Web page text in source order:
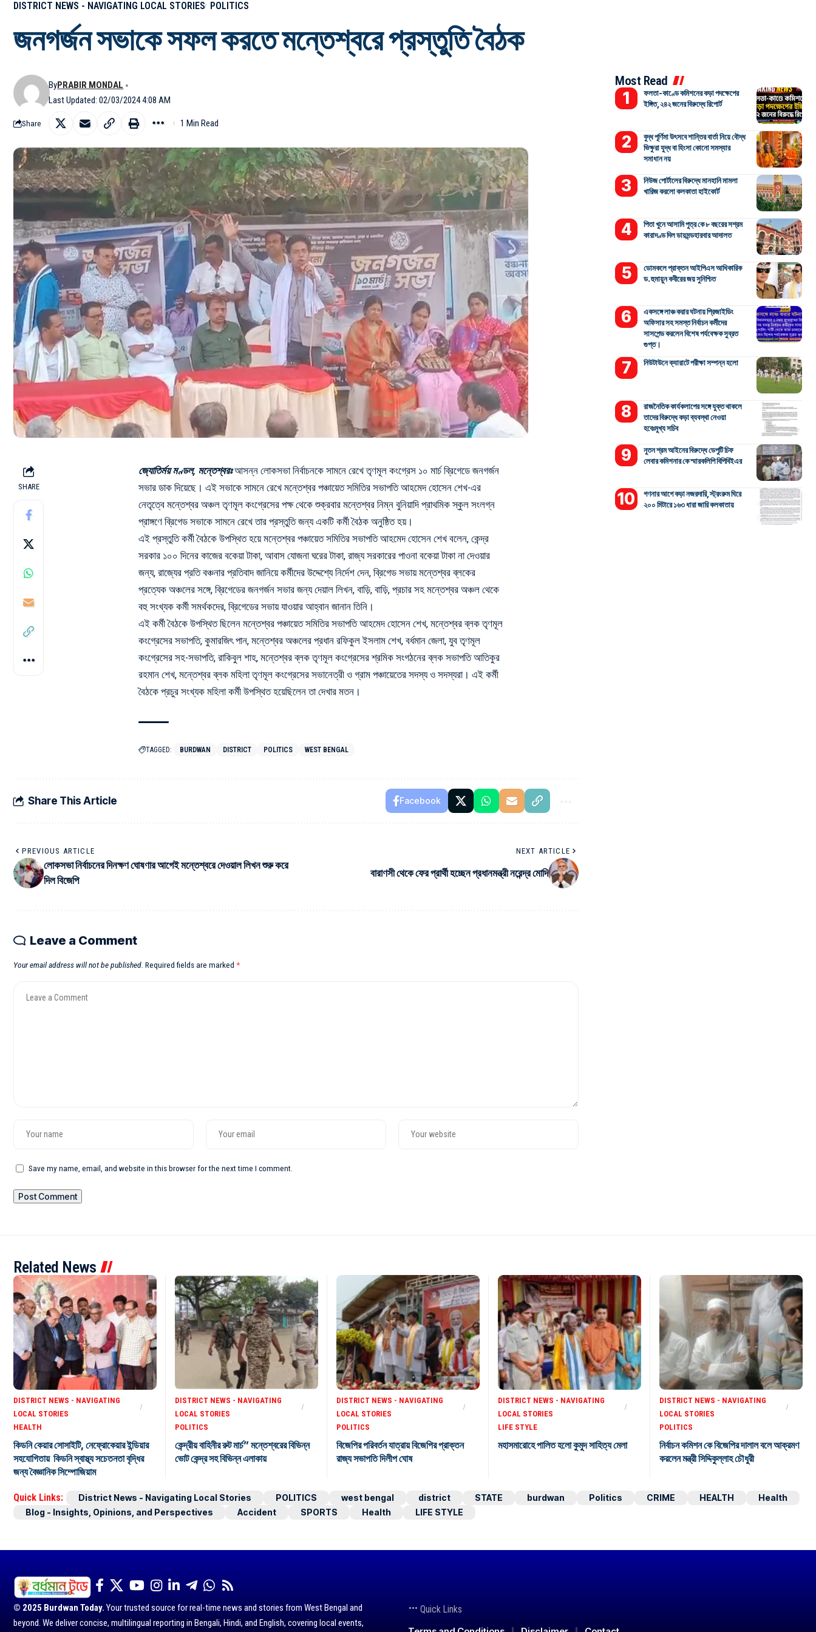
DISTRICT NEWS - NAVIGATING LOCAL STORIES POLITICS
জনগর্জন সভাকে সফল করতে মন্তেশ্বরে প্রস্তুতি বৈঠক
Last Updated: 02/03/2024 4:08 AM
ByPRABIR MONDAL
Share 1 Min Read
SHARE
জ্যোতির্ময় মণ্ডল, মন্তেশ্বরঃআসন্ন লোকসভা নির্বাচনকে সামনে রেখে তৃণমূল কংগ্রেস ১০ মার্চ ব্রিগেডে জনগর্জন
সভার ডাক দিয়েছে। এই সভাকে সামনে রেখে মন্তেশ্বর পঞ্চায়েত সমিতির সভাপতি আহমেদ হোসেন শেখ-এর
নেতৃত্বে মন্তেশ্বর অঞ্চল তৃণমূল কংগ্রেসের পক্ষ থেকে শুক্রবার মন্তেশ্বর নিম্ন বুনিয়াদি প্রাথমিক স্কুল সংলগ্ন
প্রাঙ্গণে ব্রিগেড সভাকে সামনে রেখে তার প্রস্তুতি জন্য একটি কর্মী বৈঠক অনুষ্ঠিত হয়।
এই প্রস্তুতি কর্মী বৈঠকে উপস্থিত হয়ে মন্তেশ্বর পঞ্চায়েত সমিতির সভাপতি আহমেদ হোসেন শেখ বলেন, কেন্দ্র
সরকার ১০০ দিনের কাজের বকেয়া টাকা, আবাস যোজনা ঘরের টাকা, রাজ্য সরকারের পাওনা বকেয়া টাকা না দেওয়ার
জন্য, রাজ্যের প্রতি বঞ্চনার প্রতিবাদ জানিয়ে কর্মীদের উদ্দেশ্যে নির্দেশ দেন, ব্রিগেড সভায় মন্তেশ্বর ব্লকের
প্রত্যেক অঞ্চলের সঙ্গে, ব্রিগেডের জনগর্জন সভার জন্য দেয়াল লিখন, বাড়ি, বাড়ি, প্রচার সহ মন্তেশ্বর অঞ্চল থেকে
বহু সংখ্যক কর্মী সমর্থকদের, ব্রিগেডের সভায় যাওয়ার আহ্বান জানান তিনি।
এই কর্মী বৈঠকে উপস্থিত ছিলেন মন্তেশ্বর পঞ্চায়েত সমিতির সভাপতি আহমেদ হোসেন শেখ, মন্তেশ্বর ব্লক তৃণমূল
কংগ্রেসের সভাপতি, কুমারজিৎ পান, মন্তেশ্বর অঞ্চলের প্রধান রফিকুল ইসলাম শেখ, বর্ধমান জেলা, যুব তৃণমূল
কংগ্রেসের সহ-সভাপতি, রাকিবুল শাহ, মন্তেশ্বর ব্লক তৃণমূল কংগ্রেসের শ্রমিক সংগঠনের ব্লক সভাপতি আতিকুর
রহমান শেখ, মন্তেশ্বর ব্লক মহিলা তৃণমূল কংগ্রেসের সভানেত্রী ও গ্রাম পঞ্চায়েতের সদস্য ও সদস্যরা। এই কর্মী
বৈঠকে প্রচুর সংখ্যক মহিলা কর্মী উপস্থিত হয়েছিলেন তা দেখার মতন।
TAGGED: BURDWAN DISTRICT POLITICS WEST BENGAL
Share This Article Facebook
PREVIOUS ARTICLE
লোকসভা নির্বাচনের দিনক্ষণ ঘোষণার আগেই মন্তেশ্বরে দেওয়াল লিখন শুরু করে
দিল বিজেপি
NEXT ARTICLE
বারাণসী থেকে ফের প্রার্থী হচ্ছেন প্রধানমন্ত্রী নরেন্দ্র মোদি
Leave a Comment
Your email address will not be published. Required fields are marked *
Save my name, email, and website in this browser for the next time I comment.
Most Read
ফলতা-কাণ্ডে কমিশনের কড়া পদক্ষেপের
ইঙ্গিত, ২৪২ জনের বিরুদ্ধে রিপোর্ট
বুদ্ধ পূর্ণিমা উৎসবে শান্তির বার্তা নিয়ে বৌদ্ধ
ভিক্ষুরা যুদ্ধ বা হিংসা কোনো সমস্যার
সমাধান নয়
নিউজ পোর্টালের বিরুদ্ধে মানহানি মামলা
খারিজ করলো কলকাতা হাইকোর্ট
পিতা খুনে আসামি পুত্র কে ৮ বছরের সশ্রম
কারাদণ্ড দিল ডায়মন্ডহারবার আদালত
ডোমকলে প্রাক্তন আইপিএস আধিকারিক
ড. হুমায়ুন কবীরের জয় সুনিশ্চিত
একসঙ্গে লাঞ্চ করার ঘটনায় প্রিজাইডিং
অফিসার সহ সমস্ত নির্বাচন কর্মীদের
সাসপেন্ড করলেন বিশেষ পর্যবেক্ষক সুব্রত
গুপ্ত।
নিউটাউনে ক্যারাটে পরীক্ষা সম্পন্ন হলো
রাজনৈতিক কার্যকলাপের সঙ্গে যুক্ত থাকলে
তাদের বিরুদ্ধে কড়া ব্যবস্থা নেওয়া
হবেঃমুখ্য সচিব
নুতন শ্রম আইনের বিরুদ্ধে ডেপুটি চিফ
লেবার কমিশনার কে স্মারকলিপি বিপিবিইএর
গণনার আগে কড়া নজরদারি, স্ট্রংরুম ঘিরে
২০০ মিটারে ১৬৩ ধারা জারি কলকাতায়
Related News
DISTRICT NEWS - NAVIGATING
LOCAL STORIES
HEALTH
কিডনি কেয়ার সোসাইটি, নেফ্রোকেয়ার ইন্ডিয়ার
সহযোগিতায় কিডনি স্বাস্থ্য সচেতনতা বৃদ্ধির
জন্য বৈজ্ঞানিক সিম্পোজিয়াম
DISTRICT NEWS - NAVIGATING
LOCAL STORIES
POLITICS
কেন্দ্রীয় বাহিনীর রুট মার্চ” মন্তেশ্বরের বিভিন্ন
ভোট কেন্দ্র সহ বিভিন্ন এলাকায়
DISTRICT NEWS - NAVIGATING
LOCAL STORIES
POLITICS
বিজেপির পরিবর্তন যাত্রায় বিজেপির প্রাক্তন
রাজ্য সভাপতি দিলীপ ঘোষ
DISTRICT NEWS - NAVIGATING
LOCAL STORIES
LIFE STYLE
মহাসমারোহে পালিত হলো কুমুদ সাহিত্য মেলা
DISTRICT NEWS - NAVIGATING
LOCAL STORIES
POLITICS
নির্বাচন কমিশন কে বিজেপির দালাল বলে আক্রমণ
করলেন মন্ত্রী সিদ্দিকুল্লাহ চৌধুরী
Quick Links: District News - Navigating Local Stories POLITICS west bengal district STATE burdwan Politics CRIME HEALTH
Health
Blog - Insights, Opinions, and Perspectives
Accident SPORTS Health LIFE STYLE
© 2025 Burdwan Today. Your trusted source for real-time news and stories from West Bengal and
beyond. We deliver concise, multilingual reporting in Bengali, Hindi, and English, covering local events,
Quick Links